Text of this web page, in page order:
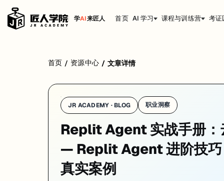
学AI来匠人 首页 AI 学习 课程与训练营 考证
首页 / 资源中心 / 文章详情
JR ACADEMY · BLOG 职业洞察
Replit Agent 实战手册：
— Replit Agent 进阶技
真实案例